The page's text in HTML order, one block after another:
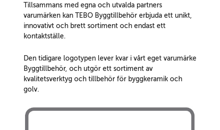
Tillsammans med egna och utvalda partners
varumärken kan TEBO Byggtillbehör erbjuda ett unikt,
innovativt och brett sortiment och endast ett
kontaktställe.
Den tidigare logotypen lever kvar i vårt eget varumärke
Byggtillbehör, och utgör ett sortiment av
kvalitetsverktyg och tillbehör för byggkeramik och
golv.